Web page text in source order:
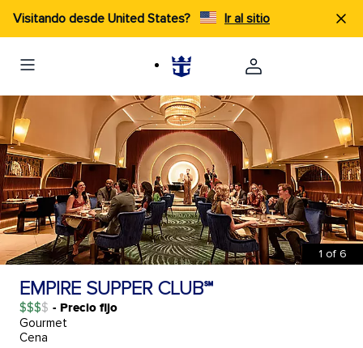
Visitando desde United States? Ir al sitio
1 of 6
EMPIRE SUPPER CLUB℠
$$$ - Precio fijo
Gourmet
Cena